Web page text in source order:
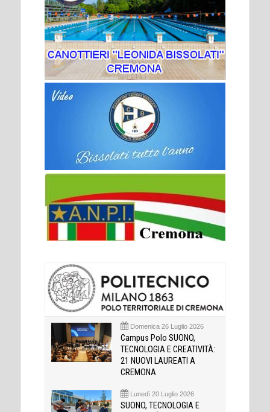
Domenica 26 Luglio 2026
Campus Polo SUONO,
TECNOLOGIA E CREATIVITÀ:
21 NUOVI LAUREATI A
CREMONA
Lunedì 20 Luglio 2026
SUONO, TECNOLOGIA E